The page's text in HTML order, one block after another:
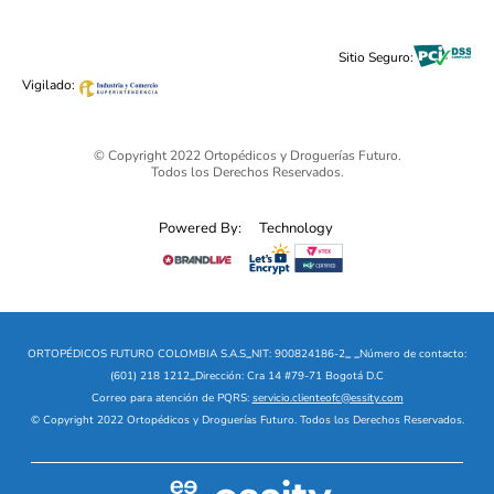
Sitio Seguro:
Vigilado:
© Copyright 2022 Ortopédicos y Droguerías Futuro.
Todos los Derechos Reservados.
Powered By: Technology
ORTOPÉDICOS FUTURO COLOMBIA S.A.S_NIT: 900824186-2_ _Número de contacto:
(601) 218 1212_Dirección: Cra 14 #79-71 Bogotá D.C
Correo para atención de PQRS: servicio.clienteofc@essity.com
© Copyright 2022 Ortopédicos y Droguerías Futuro. Todos los Derechos Reservados.